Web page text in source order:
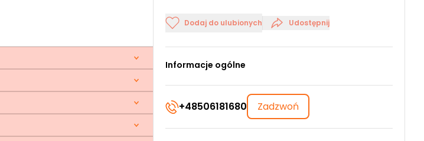
Dodaj do ulubionych Udostępnij
Informacje ogólne
+48506181680 Zadzwoń